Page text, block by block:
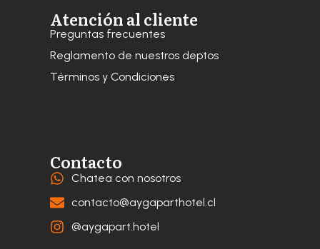
Atención al cliente
Preguntas frecuentes
Reglamento de nuestros deptos
Términos y Condiciones
Contacto
Chatea con nosotros
contacto@aygaparthotel.cl
@aygapart.hotel